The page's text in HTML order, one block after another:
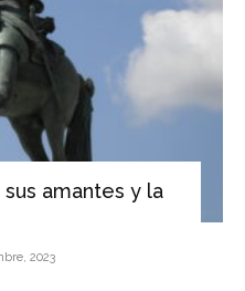
sus amantes y la
2023